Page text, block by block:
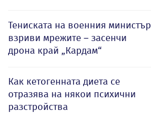
Тениската на военния министър
взриви мрежите – засенчи
дрона край „Кардам“
Как кетогенната диета се
отразява на някои психични
разстройства